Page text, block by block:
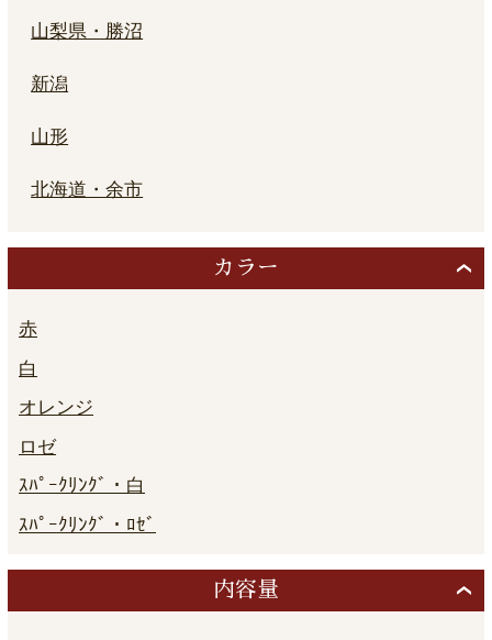
山梨県・勝沼
新潟
山形
北海道・余市
カラー
赤
白
オレンジ
ロゼ
ｽﾊﾟｰｸﾘﾝｸﾞ・白
ｽﾊﾟｰｸﾘﾝｸﾞ・ﾛｾﾞ
内容量